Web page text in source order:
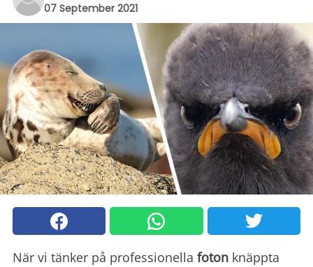
07 September 2021
När vi tänker på professionella foton knäppta